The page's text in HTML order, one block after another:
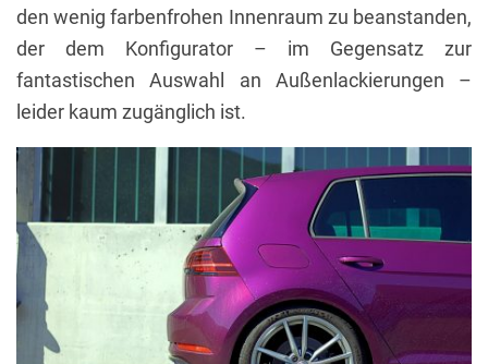
den wenig farbenfrohen Innenraum zu beanstanden,
der dem Konfigurator – im Gegensatz zur
fantastischen Auswahl an Außenlackierungen –
leider kaum zugänglich ist.